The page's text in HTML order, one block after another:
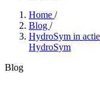
Home /
Blog /
HydroSym in
HydroSym
Blog